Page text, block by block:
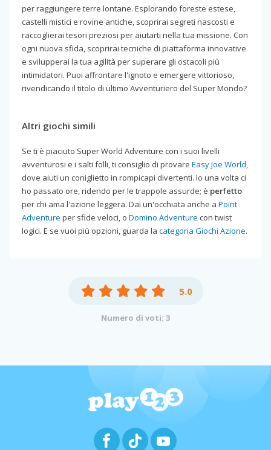
per raggiungere terre lontane. Esplorando foreste estese,
castelli mistici e rovine antiche, scoprirai segreti nascosti e
raccoglierai tesori preziosi per aiutarti nella tua missione. Con
ogni nuova sfida, scoprirai tecniche di piattaforma innovative
e svilupperai la tua agilità per superare gli ostacoli più
intimidatori. Puoi affrontare l'ignoto e emergere vittorioso,
rivendicando il titolo di ultimo Avventuriero del Super Mondo?
Altri giochi simili
Se ti è piaciuto Super World Adventure con i suoi livelli
avventurosi e i salti folli, ti consiglio di provare Easy Joe World,
dove aiuti un coniglietto in rompicapi divertenti. Io una volta ci
ho passato ore, ridendo per le trappole assurde; è perfetto
per chi ama l'azione leggera. Dai un'occhiata anche a Point
Adventure per sfide veloci, o Domino Adventure con twist
logici. E se vuoi più opzioni, guarda la categoria Giochi Azione.
5.0
Numero di voti: 3